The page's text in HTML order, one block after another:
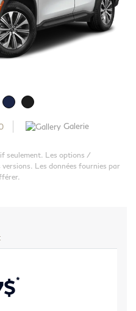
Galerie
seulement. Les options /
Les données fournies par
$*